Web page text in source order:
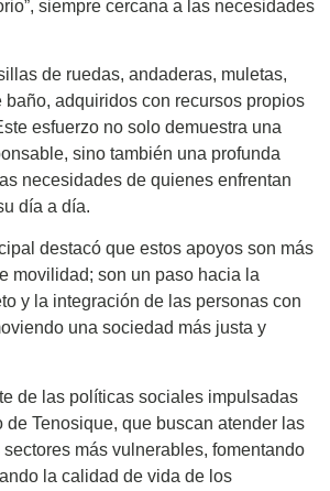
siempre cercana a las necesidades
de ruedas, andaderas, muletas,
baño, adquiridos con recursos propios
esfuerzo no solo demuestra una
sino también una profunda
necesidades de quienes enfrentan
día a día.
destacó que estos apoyos son más
movilidad; son un paso hacia la
y la integración de las personas con
una sociedad más justa y
de las políticas sociales impulsadas
de Tenosique, que buscan atender las
más vulnerables, fomentando
la calidad de vida de los